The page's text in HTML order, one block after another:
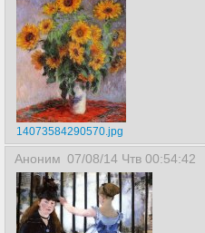
14073584290570.jpg
Аноним 07/08/14 Чтв 00:54:42